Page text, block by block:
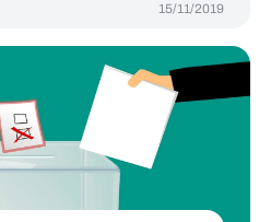
15/11/2019